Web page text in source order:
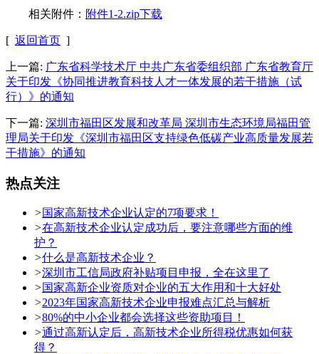
相关附件： 附件1-2.zip下载
[ 返回首页 ]
上一篇: 广东省科学技术厅 中共广东省委组织部 广东省教育厅
关于印发《协同推进教育科技人才一体发展的若干措施（试
行）》的通知
下一篇: 深圳市福田区发展和改革局 深圳市生态环境局福田管
理局关于印发《深圳市福田区支持绿色低碳产业高质量发展若
干措施》的通知
热点关注
>国家高新技术企业认定的7项要求！
>在高新技术企业认定成功后，要注意哪些方面的维
护？
>什么是高新技术企业？
>深圳市工信局政府补贴项目申报，全在这里了
>国家高新企业资质对企业的五大作用和十大好处
>2023年国家高新技术企业申报难点汇总与解析
>80%的中小企业都会选择这些资助项目！
>通过高新认定后，高新技术企业所得税优惠如何获
得？